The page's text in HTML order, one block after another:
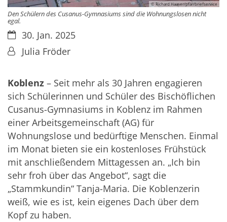
© Richard Haaser/pfarrbriefservice
Den Schülern des Cusanus-Gymnasiums sind die Wohnungslosen nicht
egal.
Datum:
30. Jan. 2025
Von:Julia Fröder
Koblenz – Seit mehr als 30 Jahren engagieren
sich Schülerinnen und Schüler des Bischöflichen
Cusanus-Gymnasiums in Koblenz im Rahmen
einer Arbeitsgemeinschaft (AG) für
Wohnungslose und bedürftige Menschen. Einmal
im Monat bieten sie ein kostenloses Frühstück
mit anschließendem Mittagessen an. „Ich bin
sehr froh über das Angebot“, sagt die
„Stammkundin“ Tanja-Maria. Die Koblenzerin
weiß, wie es ist, kein eigenes Dach über dem
Kopf zu haben.